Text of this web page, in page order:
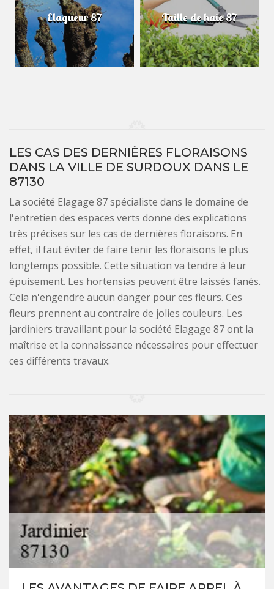
Elagueur 87 Taille de haie 87
LES CAS DES DERNIÈRES FLORAISONS
DANS LA VILLE DE SURDOUX DANS LE
87130
La société Elagage 87 spécialiste dans le domaine de
l'entretien des espaces verts donne des explications
très précises sur les cas de dernières floraisons. En
effet, il faut éviter de faire tenir les floraisons le plus
longtemps possible. Cette situation va tendre à leur
épuisement. Les hortensias peuvent être laissés fanés.
Cela n'engendre aucun danger pour ces fleurs. Ces
fleurs prennent au contraire de jolies couleurs. Les
jardiniers travaillant pour la société Elagage 87 ont la
maîtrise et la connaissance nécessaires pour effectuer
ces différents travaux.